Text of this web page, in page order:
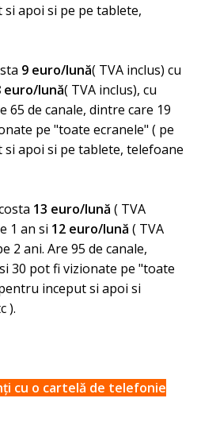
apoi si pe pe tablete,
9 euro/lună( TVA inclus) cu
euro/lună( TVA inclus), cu
65 de canale, dintre care 19
pe "toate ecranele" ( pe
si apoi si pe tablete, telefoane
13 euro/lună ( TVA
1 an si 12 euro/lună ( TVA
2 ani. Are 95 de canale,
30 pot fi vizionate pe "toate
inceput si apoi si
).
cu o cartelă de telefonie